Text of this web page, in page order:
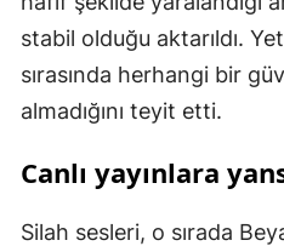
stabil olduğu aktarıldı.
sırasında herhangi bir
almadığını teyit etti.
Canlı yayınlara
Silah sesleri, o sırada